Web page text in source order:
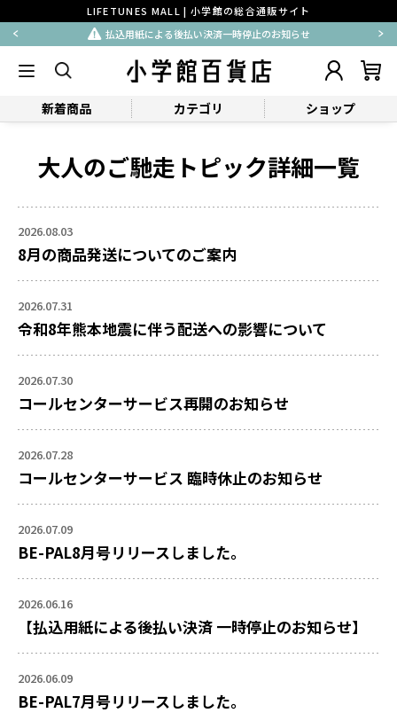
LIFETUNES MALL | 小学館の総合通販サイト
払込用紙による後払い決済一時停止のお知らせ
新着商品 カテゴリ ショップ
大人のご馳走トピック詳細一覧
2026.08.03
8月の商品発送についてのご案内
2026.07.31
令和8年熊本地震に伴う配送への影響について
2026.07.30
コールセンターサービス再開のお知らせ
2026.07.28
コールセンターサービス 臨時休止のお知らせ
2026.07.09
BE-PAL8月号リリースしました。
2026.06.16
【払込用紙による後払い決済 一時停止のお知らせ】
2026.06.09
BE-PAL7月号リリースしました。